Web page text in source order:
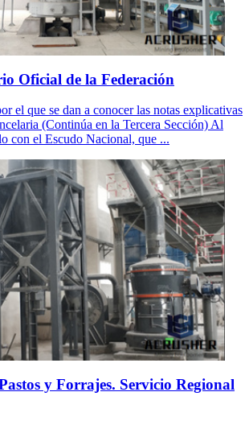
Oficial de la Federación
el que se dan a conocer las notas explicativas
(Continúa en la Tercera Sección) Al
con el Escudo Nacional, que ...
y Forrajes. Servicio Regional